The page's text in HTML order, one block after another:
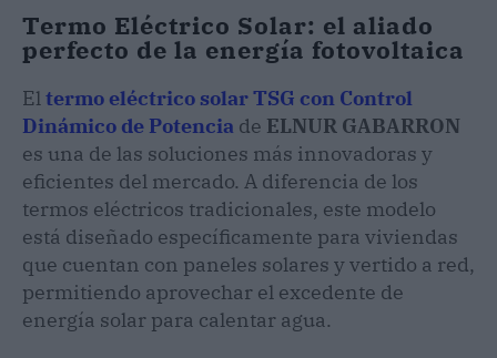
Termo Eléctrico Solar: el aliado
perfecto de la energía fotovoltaica
Eltermo eléctrico solar TSG con Control
Dinámico de Potencia de ELNUR GABARRON
es una de las soluciones más innovadoras y
eficientes del mercado. A diferencia de los
termos eléctricos tradicionales, este modelo
está diseñado específicamente para viviendas
que cuentan con paneles solares y vertido a red,
permitiendo aprovechar el excedente de
energía solar para calentar agua.